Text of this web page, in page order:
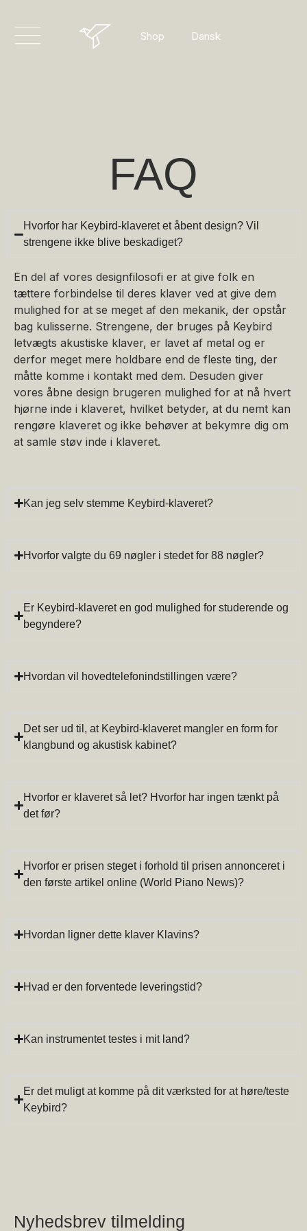
Shop Dansk
Deutsch
FAQ
Hvorfor har Keybird-klaveret et åbent design? Vil
strengene ikke blive beskadiget?
En del af vores designfilosofi er at give folk en
tættere forbindelse til deres klaver ved at give dem
mulighed for at se meget af den mekanik, der opstår
bag kulisserne. Strengene, der bruges på Keybird
letvægts akustiske klaver, er lavet af metal og er
derfor meget mere holdbare end de fleste ting, der
måtte komme i kontakt med dem. Desuden giver
vores åbne design brugeren mulighed for at nå hvert
hjørne inde i klaveret, hvilket betyder, at du nemt kan
rengøre klaveret og ikke behøver at bekymre dig om
at samle støv inde i klaveret.
Kan jeg selv stemme Keybird-klaveret?
Hvorfor valgte du 69 nøgler i stedet for 88 nøgler?
Er Keybird-klaveret en god mulighed for studerende og
begyndere?
Hvordan vil hovedtelefonindstillingen være?
Det ser ud til, at Keybird-klaveret mangler en form for
klangbund og akustisk kabinet?
Hvorfor er klaveret så let? Hvorfor har ingen tænkt på
det før?
Hvorfor er prisen steget i forhold til prisen annonceret i
den første artikel online (World Piano News)?
Hvordan ligner dette klaver Klavins?
Hvad er den forventede leveringstid?
Kan instrumentet testes i mit land?
Er det muligt at komme på dit værksted for at høre/teste
Keybird?
Nyhedsbrev tilmelding